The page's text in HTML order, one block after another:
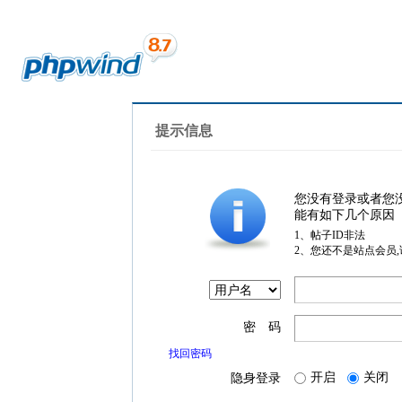
提示信息
您没有登录或者您
能有如下几个原因
1、帖子ID非法
2、您还不是站点会员
密 码
找回密码
隐身登录 开启 关闭